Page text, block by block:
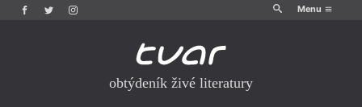
Menu
obtýdeník živé literatury